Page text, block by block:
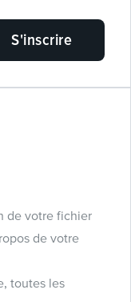
S'inscrire
de votre fichier
de votre
toutes les